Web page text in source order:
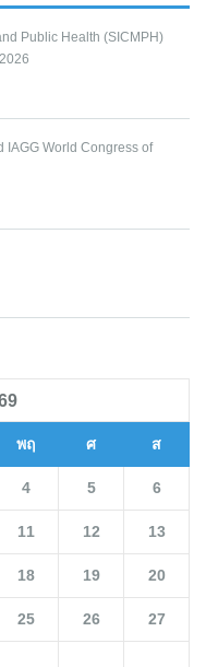
Public Health (SICMPH)
IAGG World Congress of
พฤ ศ ส
4 5 6
11 12 13
18 19 20
25 26 27